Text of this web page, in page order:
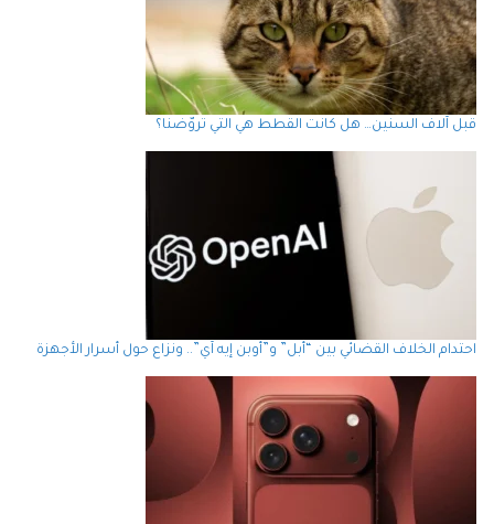
قبل آلاف السنين… هل كانت القطط هي التي تروّضنا؟
احتدام الخلاف القضائي بين “أبل” و”أوبن إيه آي”.. ونزاع حول أسرار الأجهزة